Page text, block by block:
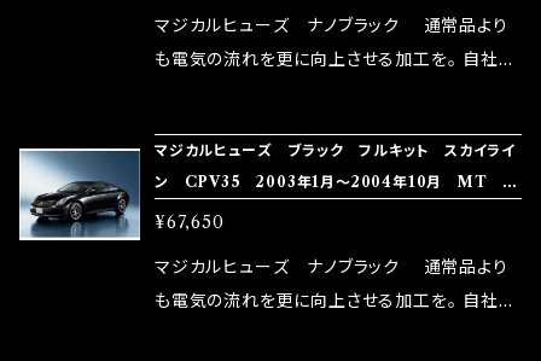
リットが無い。と。 コラボ開発製品です。 購入先
はこちらのマジカルヒューズ直販サイトと横浜に
rz）の2店舗の専売品になりますので宜しくお願
い致します。
マジカルヒューズ ナノブラック 通常品より
も電気の流れを更に向上させる加工を。 自社比
メ！ レーシングドライバーMAX織戸選手がテス
ターとなり吟味し時間を掛けて検証し、これは
体感出来て面白く、車には必ずプラスになりデメ
リットが無い。と。 コラボ開発製品です。 購入先
はこちらのマジカルヒューズ直販サイトと横浜に
マジカルヒューズ ブラック フルキット スカイライ
ン CPV35 2003年1月～2004年10月 MT M
FNFB205 41個
¥67,650
マジカルヒューズ ナノブラック 通常品より
も電気の流れを更に向上させる加工を。 自社比